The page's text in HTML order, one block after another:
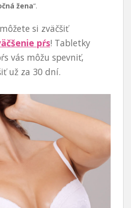
žena“.
si zväčšiť
pŕs! Tabletky
vás môžu spevniť,
už za 30 dní.